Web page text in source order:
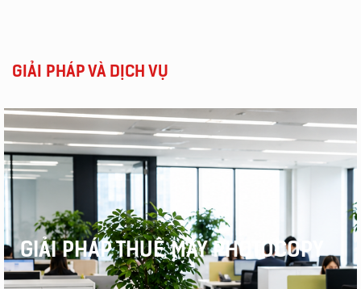
GIẢI PHÁP VÀ DỊCH VỤ
GIẢI PHÁP THUÊ MÁY PHOTOCOPY